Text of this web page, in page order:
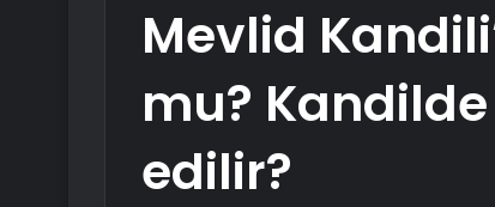
Mevlid
mu?
edilir?